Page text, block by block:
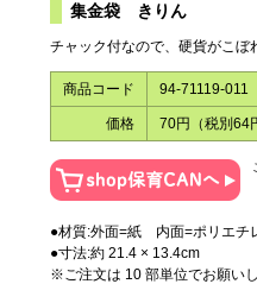
集金袋 きりん
チャック付なので、硬貨がこぼ
商品コード 94-71119-011
価格 70円（税別64
●材質:外面=紙 内面=ポリエチ
●寸法:約 21.4 × 13.4cm
※ご注文は 10 部単位でお願いし